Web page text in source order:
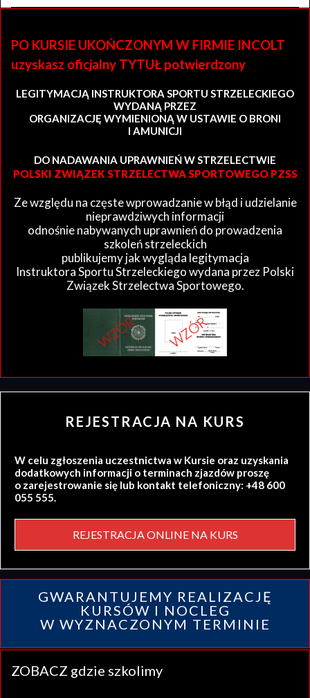
PO KURSIE UKOŃCZONYM W FIRMIE INCOLT
uzyskasz oficjalny TYTUŁ potwierdzony
LEGITYMACJĄ INSTRUKTORA SPORTU STRZELECKIEGO
WYDANĄ PRZEZ
ORGANIZACJĘ WYMIENIONĄ W USTAWIE O BRONI
I AMUNICJI
DO NADAWANIA UPRAWNIEŃ W STRZELECTWIE
POLSKI ZWIĄZEK STRZELECTWA SPORTOWEGO PZSS
Ze względu na częste wprowadzanie w błąd i udzielanie
nieprawdziwych informacji
odnośnie nabywanych uprawnień do prowadzenia
szkoleń strzeleckich
publikujemy jak wygląda legitymacja
Instruktora Sportu Strzeleckiego wydana przez Polski
Związek Strzelectwa Sportowego.
REJESTRACJA NA KURS
W celu zgłoszenia uczestnictwa w Kursie oraz uzyskania
dodatkowych informacji o terminach zjazdów proszę
o zarejestrowanie się lub kontakt telefoniczny: +48 600
055 555.
REJESTRACJA ONLINE NA KURS
GWARANTUJEMY REALIZACJĘ
KURSÓW I NOCLEG
W WYZNACZONYM TERMINIE
ZOBACZ gdzie szkolimy